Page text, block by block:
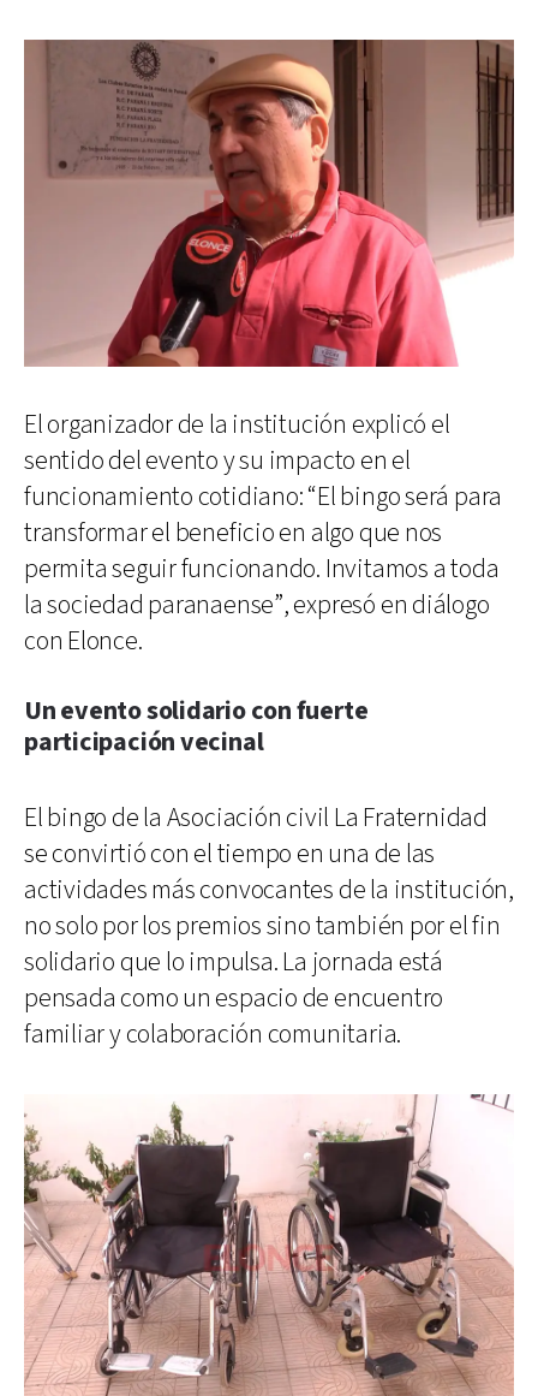
El organizador de la institución explicó el
sentido del evento y su impacto en el
funcionamiento cotidiano: “El bingo será para
transformar el beneficio en algo que nos
permita seguir funcionando. Invitamos a toda
la sociedad paranaense”, expresó en diálogo
con Elonce.
Un evento solidario con fuerte
participación vecinal
El bingo de la Asociación civil La Fraternidad
se convirtió con el tiempo en una de las
actividades más convocantes de la institución,
no solo por los premios sino también por el fin
solidario que lo impulsa. La jornada está
pensada como un espacio de encuentro
familiar y colaboración comunitaria.